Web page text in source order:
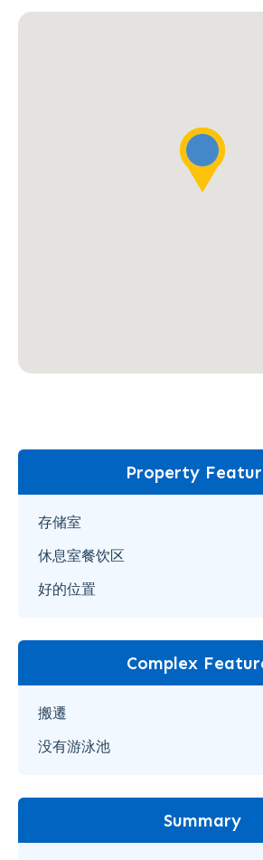
Property
存储室
休息室餐饮区
好的位置
Complex
搬遷
没有游泳池
Summary